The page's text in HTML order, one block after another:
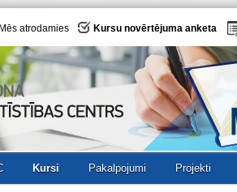
Mēs atrodamies Kursu novērtējuma anketa
Kursi Pakalpojumi Projekti